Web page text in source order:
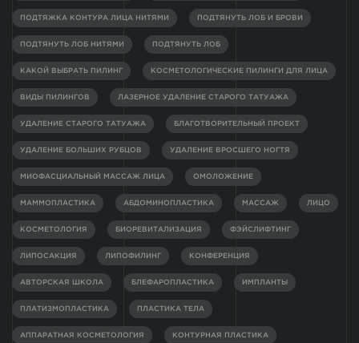
ПОДТЯЖКА КОНТУРА ЛИЦА НИТЯМИ ПОДТЯНУТЬ ЛОБ И БРОВИ
ПОДТЯНУТЬ ЛОБ НИТЯМИ ПОДТЯНУТЬ ЛОБ
КАКОЙ ВЫБРАТЬ ПИЛИНГ КОСМЕТОЛОГИЧЕСКИЕ ПИЛИНГИ ДЛЯ ЛИЦА
ВИДЫ ПИЛИНГОВ ЛАЗЕРНОЕ УДАЛЕНИЕ СТАРОГО ТАТУАЖА
УДАЛЕНИЕ СТАРОГО ТАТУАЖА БЛАГОТВОРИТЕЛЬНЫЙ ПРОЕКТ
УДАЛЕНИЕ БОЛЬШИХ РУБЦОВ УДАЛЕНИЕ ВРОСШЕГО НОГТЯ
МИОФАСЦИАЛЬНЫЙ МАССАЖ ЛИЦА ОМОЛОЖЕНИЕ
МАММОПЛАСТИКА АБДОМИНОПЛАСТИКА МАССАЖ ЛИЦО
КОСМЕТОЛОГИЯ БИОРЕВИТАЛИЗАЦИЯ ФЭЙСЛИФТИНГ
ЛИПОСАКЦИЯ ЛИПОФИЛИНГ КОНФЕРЕНЦИЯ
АВТОРСКАЯ ШКОЛА БЛЕФАРОПЛАСТИКА ИМПЛАНТЫ
ПЛАТИЗМОПЛАСТИКА ПЛАСТИКА ТЕЛА
АППАРАТНАЯ КОСМЕТОЛОГИЯ КОНТУРНАЯ ПЛАСТИКА